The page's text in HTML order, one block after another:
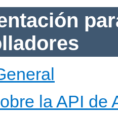
la API de